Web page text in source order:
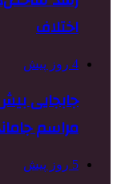
اختلاف
4 روز پیش
مراسم
5 روز پیش